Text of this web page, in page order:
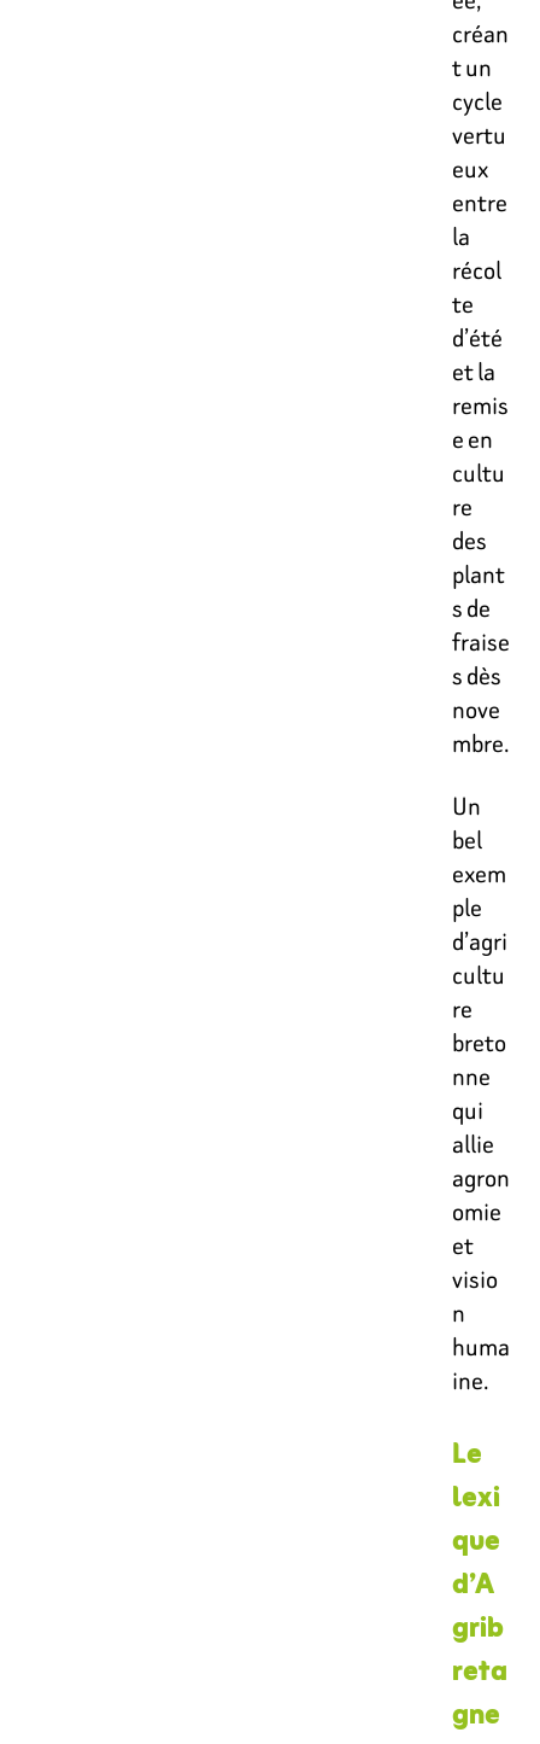
créan
t un
cycle
vertu
eux
entre
la
récol
te
d’été
et la
remis
e en
cultu
re
des
plant
s de
fraise
s dès
nove
mbre.
Un
bel
exem
ple
d’agri
cultu
re
breto
nne
qui
allie
agron
omie
et
visio
n
huma
ine.
Le
lexi
que
d’A
grib
reta
gne